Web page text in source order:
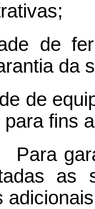
de
da
de
fins
Para
as